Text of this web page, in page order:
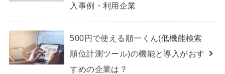
入事例・利用企業
500円で使える順一くん(低機能検索
順位計測ツール)の機能と導入がおす
すめの企業は？